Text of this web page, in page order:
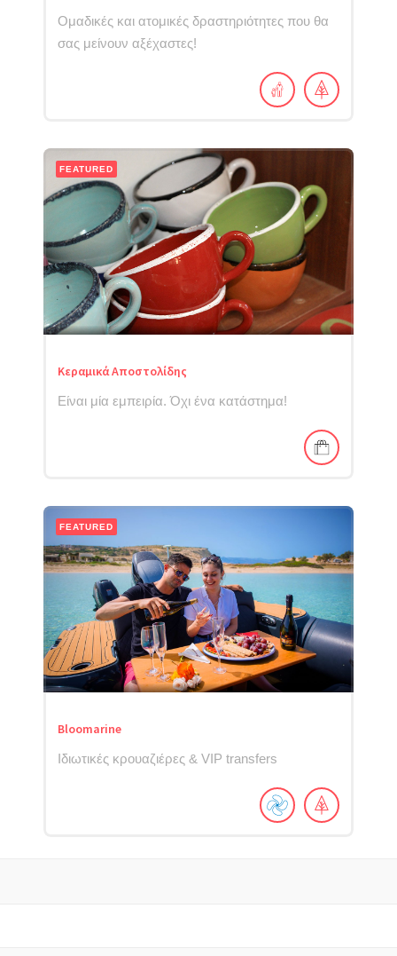
Ομαδικές και ατομικές δραστηριότητες που θα
σας μείνουν αξέχαστες!
FEATURED
Κεραμικά Αποστολίδης
Είναι μία εμπειρία. Όχι ένα κατάστημα!
FEATURED
Bloomarine
Ιδιωτικές κρουαζιέρες & VIP transfers